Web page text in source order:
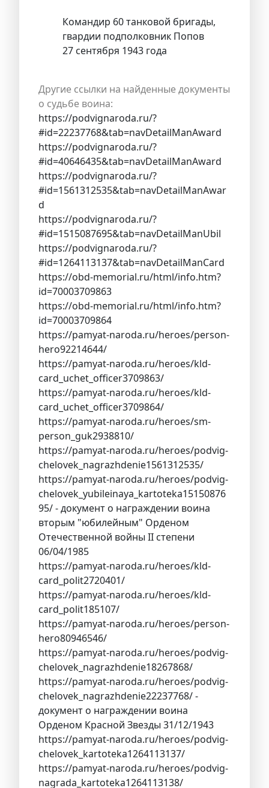
Командир 60 танковой бригады,
гвардии подполковник Попов
27 сентября 1943 года
Другие ссылки на найденные документы
о судьбе воина:
https://podvignaroda.ru/?
#id=22237768&tab=navDetailManAward
https://podvignaroda.ru/?
#id=40646435&tab=navDetailManAward
https://podvignaroda.ru/?
#id=1561312535&tab=navDetailManAwar
d
https://podvignaroda.ru/?
#id=1515087695&tab=navDetailManUbil
https://podvignaroda.ru/?
#id=1264113137&tab=navDetailManCard
https://obd-memorial.ru/html/info.htm?
id=70003709863
https://obd-memorial.ru/html/info.htm?
id=70003709864
https://pamyat-naroda.ru/heroes/person-
hero92214644/
https://pamyat-naroda.ru/heroes/kld-
card_uchet_officer3709863/
https://pamyat-naroda.ru/heroes/kld-
card_uchet_officer3709864/
https://pamyat-naroda.ru/heroes/sm-
person_guk2938810/
https://pamyat-naroda.ru/heroes/podvig-
chelovek_nagrazhdenie1561312535/
https://pamyat-naroda.ru/heroes/podvig-
chelovek_yubileinaya_kartoteka15150876
95/ - документ о награждении воина
вторым "юбилейным" Орденом
Отечественной войны II степени
06/04/1985
https://pamyat-naroda.ru/heroes/kld-
card_polit2720401/
https://pamyat-naroda.ru/heroes/kld-
card_polit185107/
https://pamyat-naroda.ru/heroes/person-
hero80946546/
https://pamyat-naroda.ru/heroes/podvig-
chelovek_nagrazhdenie18267868/
https://pamyat-naroda.ru/heroes/podvig-
chelovek_nagrazhdenie22237768/ -
документ о награждении воина
Орденом Красной Звезды 31/12/1943
https://pamyat-naroda.ru/heroes/podvig-
chelovek_kartoteka1264113137/
https://pamyat-naroda.ru/heroes/podvig-
nagrada_kartoteka1264113138/